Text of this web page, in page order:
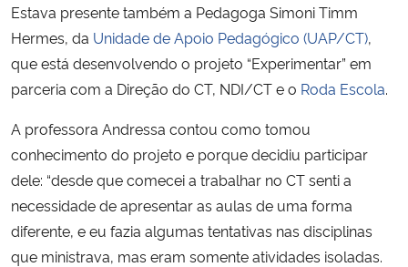
Banco Central do Brasil
Planalto
Estava presente também a Pedagoga Simoni Timm
Hermes, da Unidade de Apoio Pedagógico (UAP/CT),
que está desenvolvendo o projeto “Experimentar” em
parceria com a Direção do CT, NDI/CT e o Roda Escola.
A professora Andressa contou como tomou
conhecimento do projeto e porque decidiu participar
dele: “desde que comecei a trabalhar no CT senti a
necessidade de apresentar as aulas de uma forma
diferente, e eu fazia algumas tentativas nas disciplinas
que ministrava, mas eram somente atividades isoladas.